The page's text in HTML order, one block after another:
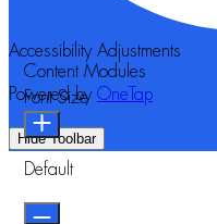
Accessibility Adjustments
Powered by OneTap
Hide Toolbar
Content Modules
Font Size
Default